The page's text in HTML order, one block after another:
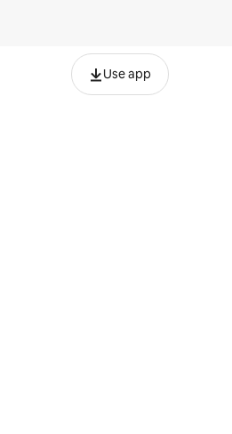
Use app